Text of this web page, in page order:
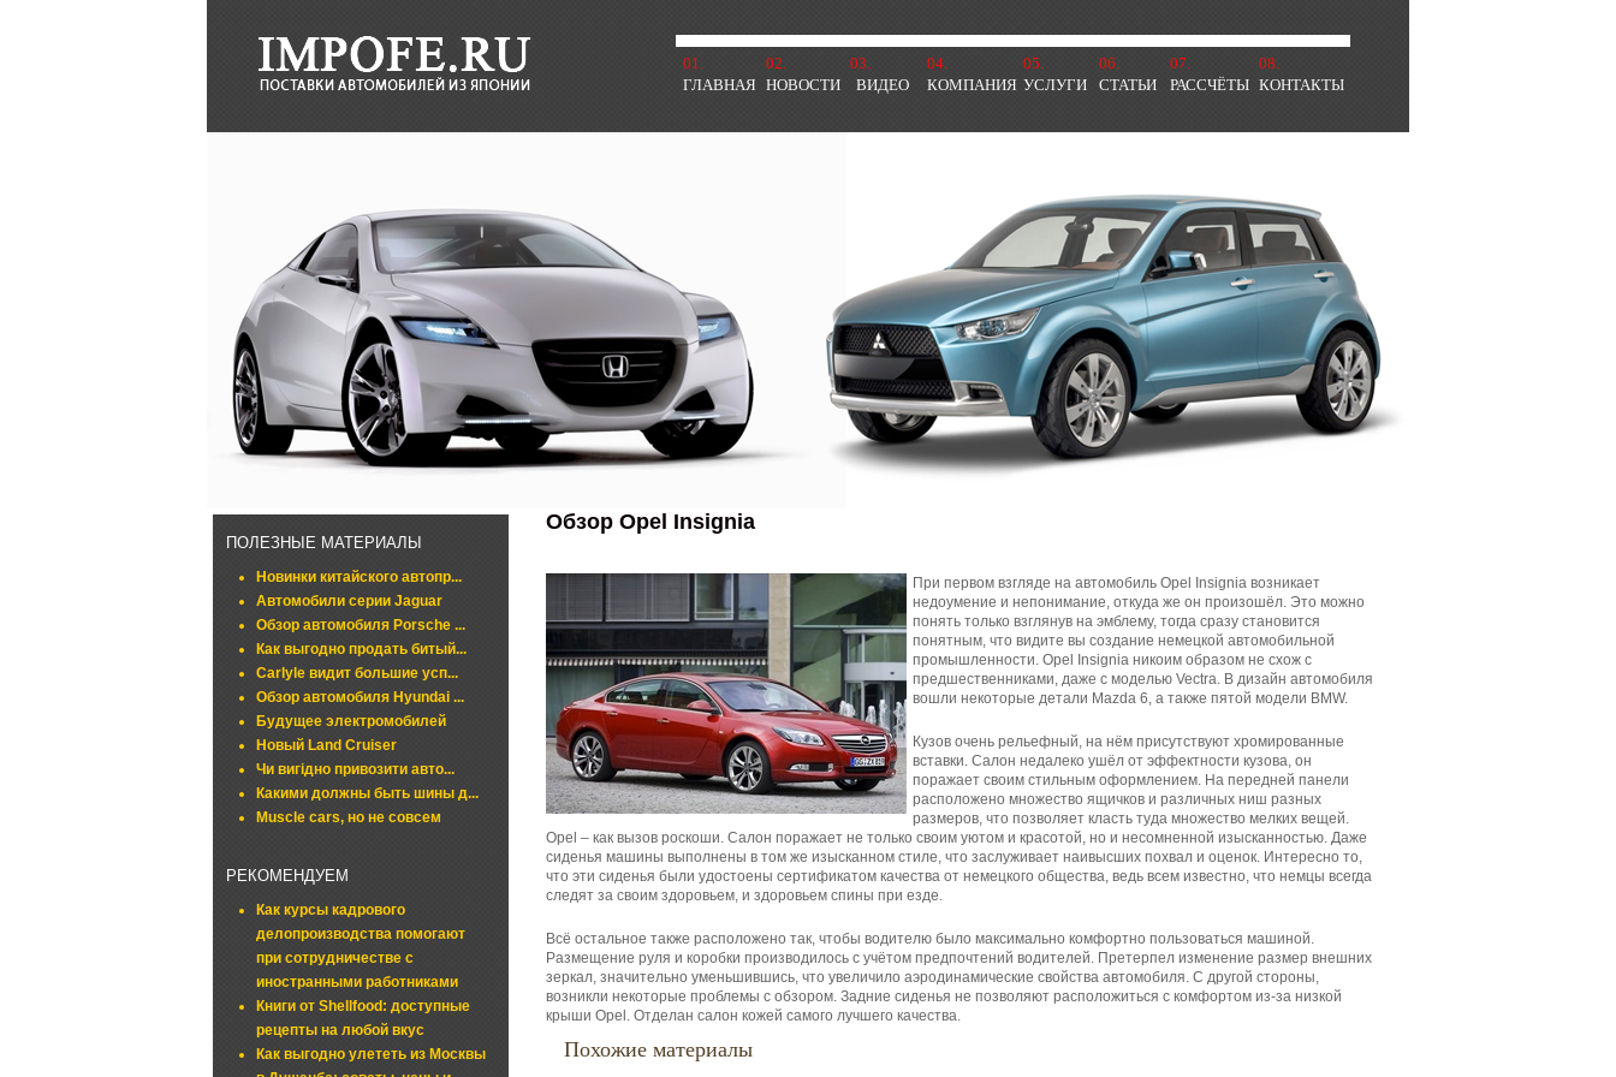
01.
ГЛАВНАЯ
02.
НОВОСТИ
03.
ВИДЕО
04.
КОМПАНИЯ
05.
УСЛУГИ
06.
СТАТЬИ
07.
РАССЧЁТЫ
08.
КОНТАКТЫ
ПОЛЕЗНЫЕ МАТЕРИАЛЫ
Новинки китайского автопр...
Автомобили серии Jaguar
Обзор автомобиля Porsche ...
Как выгодно продать битый...
Carlyle видит большие усп...
Обзор автомобиля Hyundai ...
Будущее электромобилей
Новый Land Cruiser
Чи вигідно привозити авто...
Какими должны быть шины д...
Muscle cars, но не совсем
РЕКОМЕНДУЕМ
Как курсы кадрового
делопроизводства помогают
при сотрудничестве с
иностранными работниками
Книги от Shellfood: доступные
рецепты на любой вкус
Как выгодно улететь из Москвы
Обзор Opel Insignia
При первом взгляде на автомобиль Opel Insigniа возникает
недоумение и непонимание, откуда же он произошёл. Это можно
понять только взглянув на эмблему, тогда сразу становится
понятным, что видите вы создание немецкой автомобильной
промышленности. Opel Insignia никоим образом не схож с
предшественниками, даже с моделью Vectra. В дизайн автомобиля
вошли некоторые детали Mazda 6, а также пятой модели BMW.
Кузов очень рельефный, на нём присутствуют хромированные
вставки. Салон недалеко ушёл от эффектности кузова, он
поражает своим стильным оформлением. На передней панели
расположено множество ящичков и различных ниш разных
размеров, что позволяет класть туда множество мелких вещей.
Opel – как вызов роскоши. Салон поражает не только своим уютом и красотой, но и несомненной изысканностью. Даже
сиденья машины выполнены в том же изысканном стиле, что заслуживает наивысших похвал и оценок. Интересно то,
что эти сиденья были удостоены сертификатом качества от немецкого общества, ведь всем известно, что немцы всегда
следят за своим здоровьем, и здоровьем спины при езде.
Всё остальное также расположено так, чтобы водителю было максимально комфортно пользоваться машиной.
Размещение руля и коробки производилось с учётом предпочтений водителей. Претерпел изменение размер внешних
зеркал, значительно уменьшившись, что увеличило аэродинамические свойства автомобиля. С другой стороны,
возникли некоторые проблемы с обзором. Задние сиденья не позволяют расположиться с комфортом из-за низкой
крыши Opel. Отделан салон кожей самого лучшего качества.
Похожие материалы